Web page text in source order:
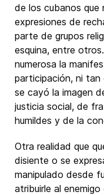
de los cubanos
expresiones de
parte de grupos
esquina, entre
numerosa la
participación, ni tan
se cayó la imagen
justicia social, de
humildes y de la
Otra realidad que
disiente o se
manipulado desde
atribuirle al